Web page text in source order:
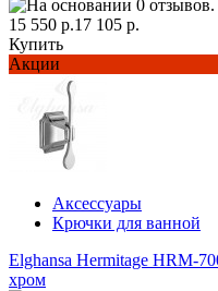
15 550 р.17 105 р.
Купить
Акции
Аксессуары
Крючки для ванной
Elghansa Hermitage HRM-
хром